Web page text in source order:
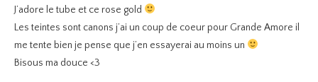
J’adore le tube et ce rose gold
Les teintes sont canons j’ai un coup de coeur pour Grande Amore il
me tente bien je pense que j’en essayerai au moins un
Bisous ma douce <3